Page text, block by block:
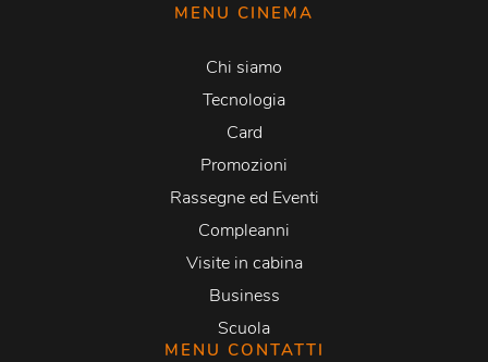
MENU CINEMA
Chi siamo
Tecnologia
Card
Promozioni
Rassegne ed Eventi
Compleanni
Visite in cabina
Business
Scuola
MENU CONTATTI